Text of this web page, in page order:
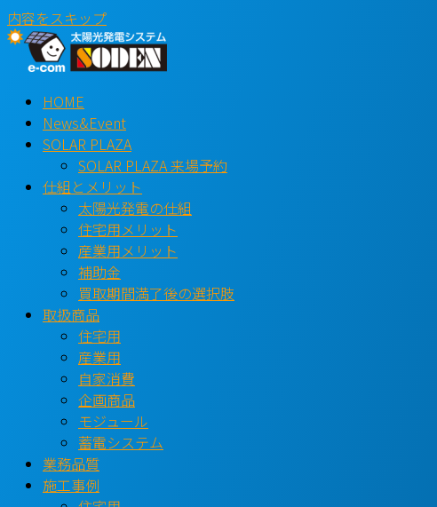
内容をスキップ
HOME
News&Event
SOLAR PLAZA
SOLAR PLAZA 来場予約
仕組とメリット
太陽光発電の仕組
住宅用メリット
産業用メリット
補助金
買取期間満了後の選択肢
取扱商品
住宅用
産業用
自家消費
企画商品
モジュール
蓄電システム
業務品質
施工事例